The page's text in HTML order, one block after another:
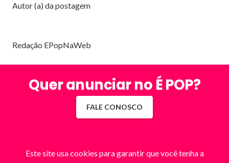
Autor (a) da postagem
Redação EPopNaWeb
Quer anunciar no É POP?
FALE CONOSCO
Este site usa cookies para garantir que você tenha a